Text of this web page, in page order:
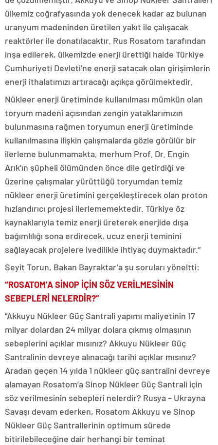
ülkemiz coğrafyasında yok denecek kadar az bulunan
uranyum madeninden üretilen yakıt ile çalışacak
reaktörler ile donatılacaktır. Rus Rosatom tarafından
inşa edilerek, ülkemizde enerji ürettiği halde Türkiye
Cumhuriyeti Devleti’ne enerji satacak olan girişimlerin
enerji ithalatımızı artıracağı açıkça görülmektedir.
Nükleer enerji üretiminde kullanılması mümkün olan
toryum madeni açısından zengin yataklarımızın
bulunmasına rağmen toryumun enerji üretiminde
kullanılmasına ilişkin çalışmalarda gözle görülür bir
ilerleme bulunmamakta, merhum Prof. Dr. Engin
Arık’ın şüpheli ölümünden önce dile getirdiği ve
üzerine çalışmalar yürüttüğü toryumdan temiz
nükleer enerji üretimini gerçekleştirecek olan proton
hızlandırıcı projesi ilerlememektedir. Türkiye öz
kaynaklarıyla temiz enerji üreterek enerjide dışa
bağımlılığı sona erdirecek, ucuz enerji teminini
sağlayacak projelere ivedilikle ihtiyaç duymaktadır.”
Seyit Torun, Bakan Bayraktar’a şu soruları yöneltti:
“ROSATOM’A SİNOP İÇİN SÖZ VERİLMESİNİN
SEBEPLERİ NELERDİR?”
“Akkuyu Nükleer Güç Santrali yapımı maliyetinin 17
milyar dolardan 24 milyar dolara çıkmış olmasının
sebeplerini açıklar mısınız? Akkuyu Nükleer Güç
Santralinin devreye alınacağı tarihi açıklar mısınız?
Aradan geçen 14 yılda 1 nükleer güç santralini devreye
alamayan Rosatom’a Sinop Nükleer Güç Santrali için
söz verilmesinin sebepleri nelerdir? Rusya – Ukrayna
Savaşı devam ederken, Rosatom Akkuyu ve Sinop
Nükleer Güç Santrallerinin optimum sürede
bitirilebileceğine dair herhangi bir teminat